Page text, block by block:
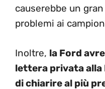
causerebbe un
problemi ai
Inoltre, la Ford
lettera privata alla
di chiarire al più